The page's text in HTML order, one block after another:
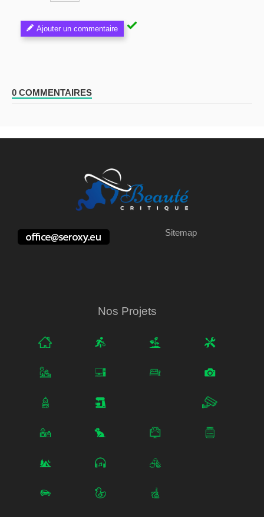
Ajouter un commentaire
0 COMMENTAIRES
Sitemap
Nos Projets